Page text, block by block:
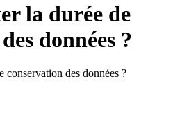
la durée de
données ?